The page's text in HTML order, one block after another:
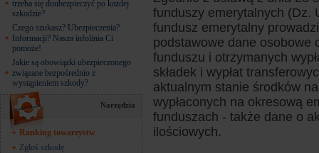
trzeba się doubezpieczyć po każdej
szkodzie?
Czego szukasz? Ubezpieczenia?
Informacji? Nasza infolinia Ci
pomoże!
Jakie są obowiązki ubezpieczonego
związane bezpośrednio z
wystąpieniem szkody?
Narzędzia
Ranking towarzystw
Zgłoś szkodę
funduszy emerytalnych (Dz.
fundusz emerytalny
podstawowe dane osobowe
funduszu i otrzymanych
składek i wypłat
aktualnym stanie środków
wypłaconych na okresową
funduszach - także dane o
ilościowych.